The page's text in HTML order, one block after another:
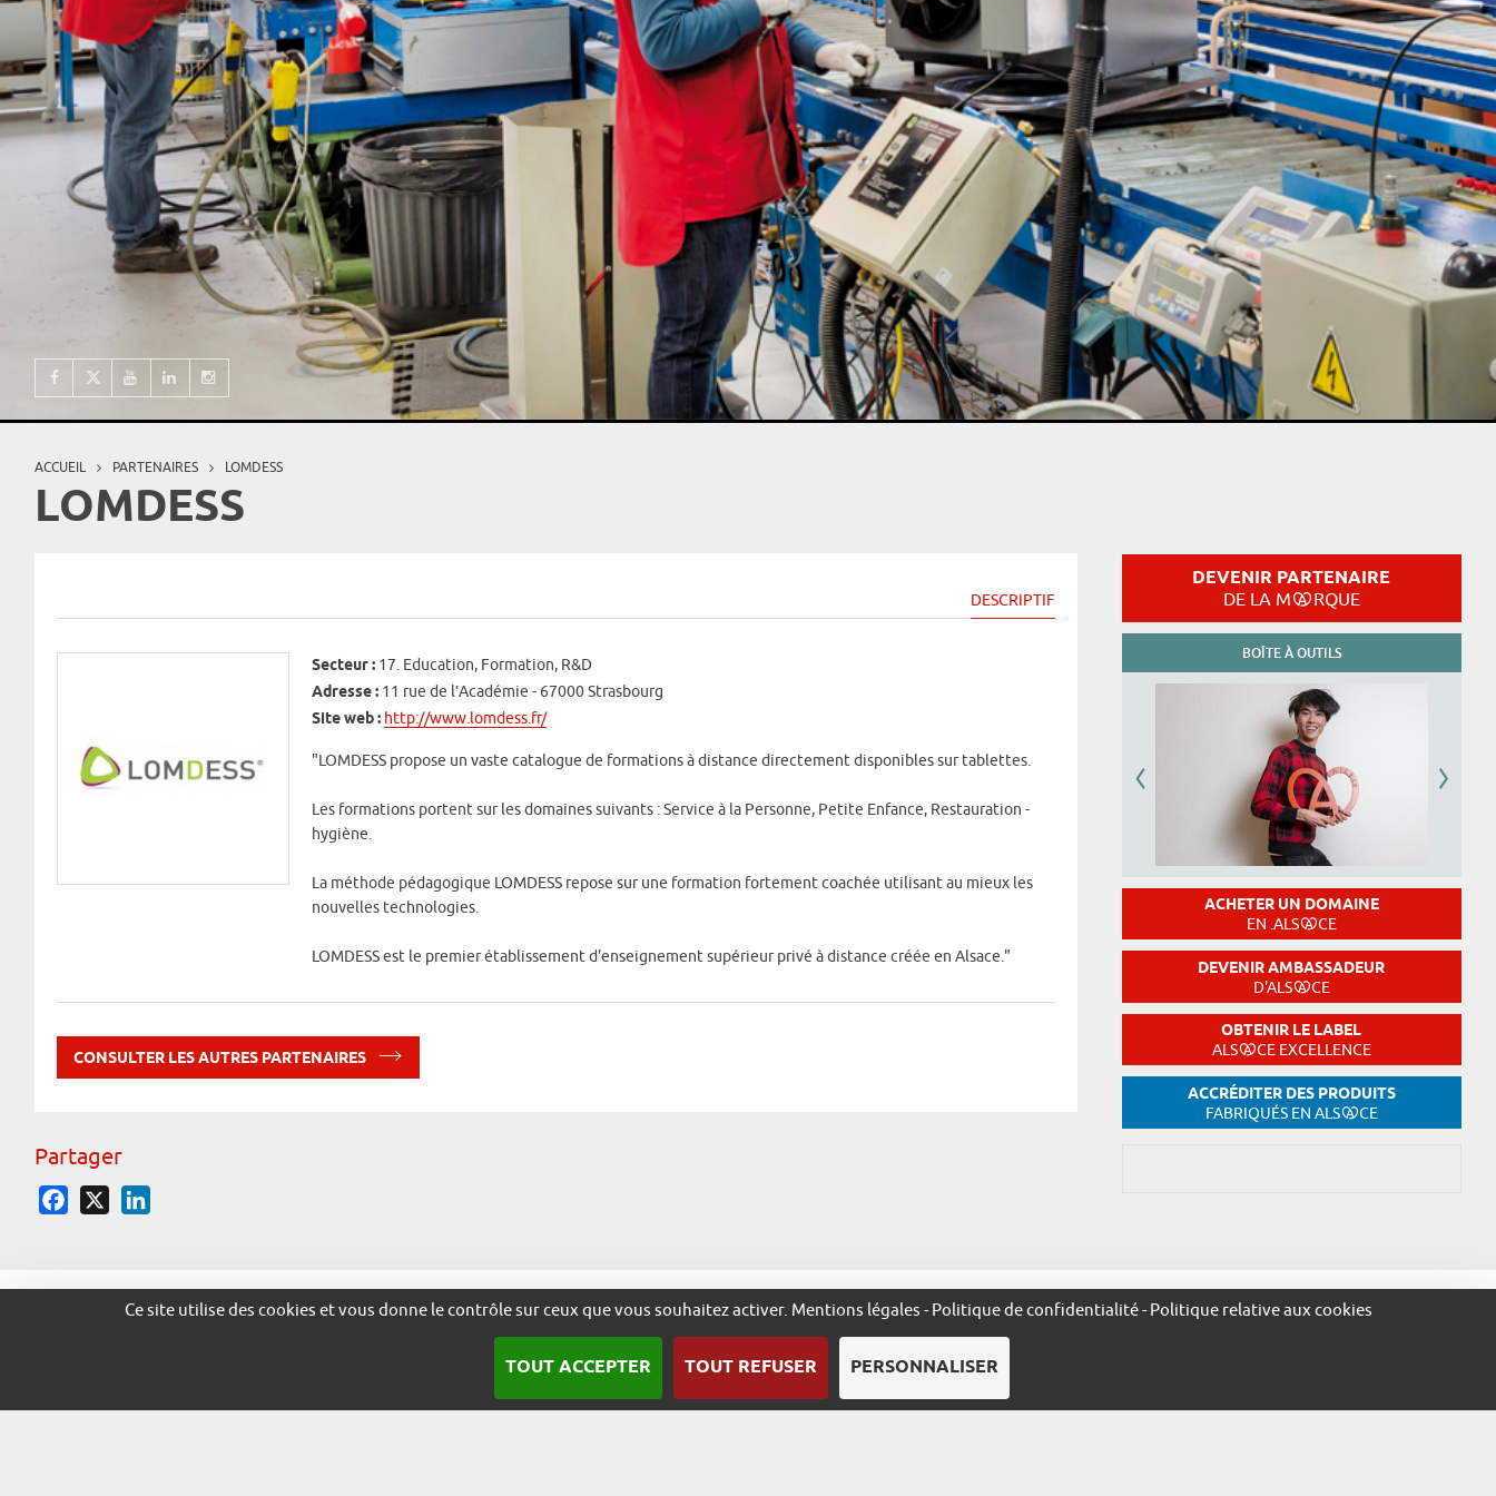
Vous êtes ici
ACCUEIL PARTENAIRES LOMDESS
LOMDESS
DESCRIPTIF
Secteur : 17. Education, Formation, R&D
Adresse : 11 rue de l’Académie - 67000 Strasbourg
Site web : http://www.lomdess.fr/
"LOMDESS propose un vaste catalogue de formations à distance directement disponibles sur tablettes.
Les formations portent sur les domaines suivants : Service à la Personne, Petite Enfance, Restauration -
hygiène.
La méthode pédagogique LOMDESS repose sur une formation fortement coachée utilisant au mieux les
nouvelles technologies.
LOMDESS est le premier établissement d'enseignement supérieur privé à distance créée en Alsace."
CONSULTER LES AUTRES PARTENAIRES
Partager
Facebook
DEVENIR PARTENAIRE
DE LA M RQUE
BOÎTE À OUTILS
ACHETER UN DOMAINE
EN .ALS CE
DEVENIR AMBASSADEUR
D'ALS CE
OBTENIR LE LABEL
ALS CE EXCELLENCE
ACCRÉDITER DES PRODUITS
FABRIQUÉS EN ALS CE
Qui sommes-nous ? Plan du site Mentions légales Politique de confidentialité Politique relative aux cookies
Ce site utilise des cookies et vous donne le contrôle sur ceux que vous souhaitez activer. Mentions légales - Politique de confidentialité- Politique relative aux cookies
TOUT ACCEPTER TOUT REFUSER PERSONNALISER